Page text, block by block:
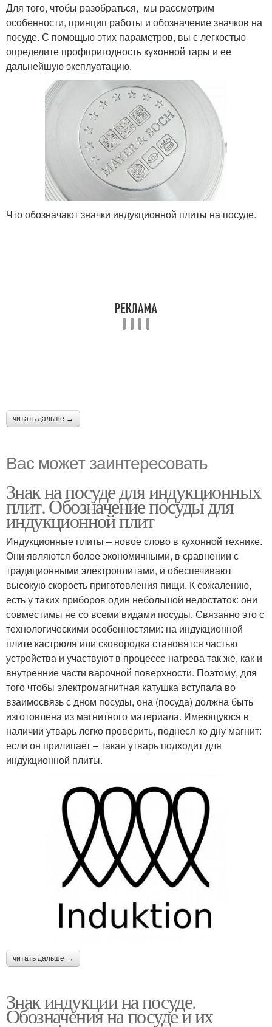
Для того, чтобы разобраться, мы рассмотрим
особенности, принцип работы и обозначение значков на
посуде. С помощью этих параметров, вы с легкостью
определите профпригодность кухонной тары и ее
дальнейшую эксплуатацию.
Что обозначают значки индукционной плиты на посуде.
читать дальше →
Вас может заинтересовать
Знак на посуде для индукционных
плит. Обозначение посуды для
индукционной плит
Индукционные плиты – новое слово в кухонной технике.
Они являются более экономичными, в сравнении с
традиционными электроплитами, и обеспечивают
высокую скорость приготовления пищи. К сожалению,
есть у таких приборов один небольшой недостаток: они
совместимы не со всеми видами посуды. Связанно это с
технологическими особенностями: на индукционной
плите кастрюля или сковородка становятся частью
устройства и участвуют в процессе нагрева так же, как и
внутренние части варочной поверхности. Поэтому, для
того чтобы электромагнитная катушка вступала во
взаимосвязь с дном посуды, она (посуда) должна быть
изготовлена из магнитного материала. Имеющуюся в
наличии утварь легко проверить, поднеся ко дну магнит:
если он прилипает – такая утварь подходит для
индукционной плиты.
читать дальше →
Знак индукции на посуде.
Обозначения на посуде и их